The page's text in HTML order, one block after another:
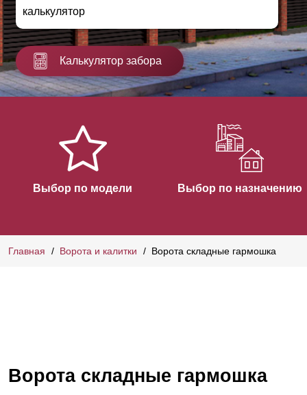
калькулятор
Калькулятор забора
Выбор по модели Выбор по назначению
Главная Ворота и калитки Ворота складные гармошка
Ворота складные гармошка